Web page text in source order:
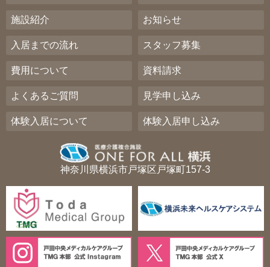
施設紹介
入居までの流れ
費用について
よくあるご質問
体験入居について
お知らせ
スタッフ募集
資料請求
見学申し込み
体験入居申し込み
神奈川県横浜市戸塚区戸塚町157-3